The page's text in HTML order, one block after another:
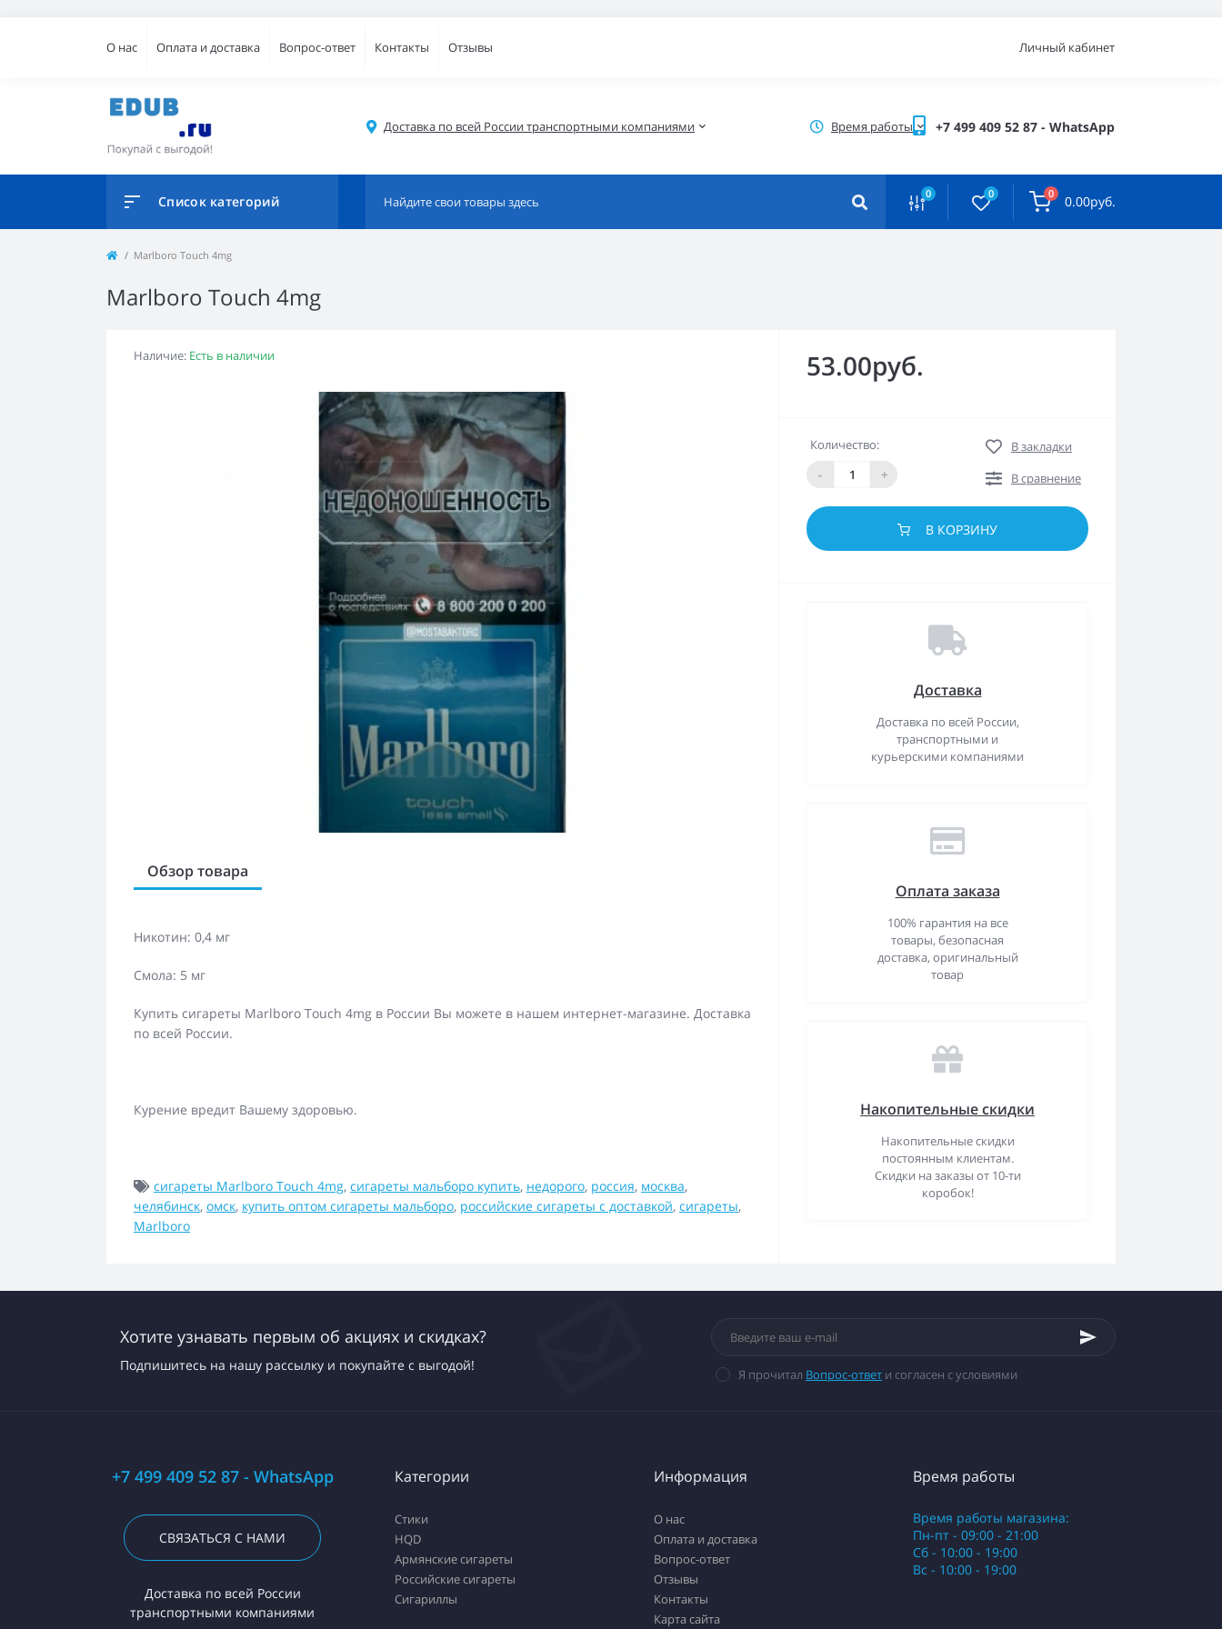
О нас Оплата и доставка Вопрос-ответ Контакты Отзывы Личный кабинет
Доставка по всей России транспортными компаниями Время работы +7 499 409 52 87 - WhatsApp
Список категорий 0 0 0 0.00руб.
Marlboro Touch 4mg
Marlboro Touch 4mg
Наличие: Есть в наличии
Обзор товара
Никотин: 0,4 мг
Смола: 5 мг
Купить сигареты Marlboro Touch 4mg в России Вы можете в нашем интернет-магазине. Доставка
по всей России.
Курение вредит Вашему здоровью.
сигареты Marlboro Touch 4mg, сигареты мальборо купить, недорого, россия, москва,
челябинск, омск, купить оптом сигареты мальборо, российские сигареты с доставкой, сигареты,
Marlboro
53.00руб.
Количество:
-
+
В закладки
В сравнение
В КОРЗИНУ
Доставка
Доставка по всей России,
транспортными и
курьерскими компаниями
Оплата заказа
100% гарантия на все
товары, безопасная
доставка, оригинальный
товар
Накопительные скидки
Накопительные скидки
постоянным клиентам.
Скидки на заказы от 10-ти
коробок!
Хотите узнавать первым об акциях и скидках?
Подпишитесь на нашу рассылку и покупайте с выгодой!
Я прочитал Вопрос-ответ и согласен с условиями
+7 499 409 52 87 - WhatsApp
СВЯЗАТЬСЯ С НАМИ
Доставка по всей России
транспортными компаниями
Категории
Стики
HQD
Армянские сигареты
Российские сигареты
Сигариллы
Информация
О нас
Оплата и доставка
Вопрос-ответ
Отзывы
Контакты
Карта сайта
Время работы
Время работы магазина:
Пн-пт - 09:00 - 21:00
Сб - 10:00 - 19:00
Вс - 10:00 - 19:00